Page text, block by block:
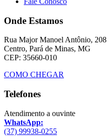
Onde Estamos
Rua Major Manoel Antônio, 208
Centro, Pará de Minas, MG
CEP: 35660-010
COMO CHEGAR
Telefones
Atendimento a ouvinte
WhatsApp:
(37) 99938-0255